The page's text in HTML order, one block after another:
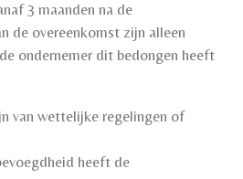
3 maanden na de
de overeenkomst zijn alleen
ondernemer dit bedongen heeft
van wettelijke regelingen of
heeft de